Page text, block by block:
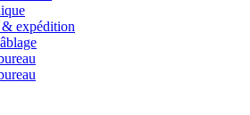
& expédition